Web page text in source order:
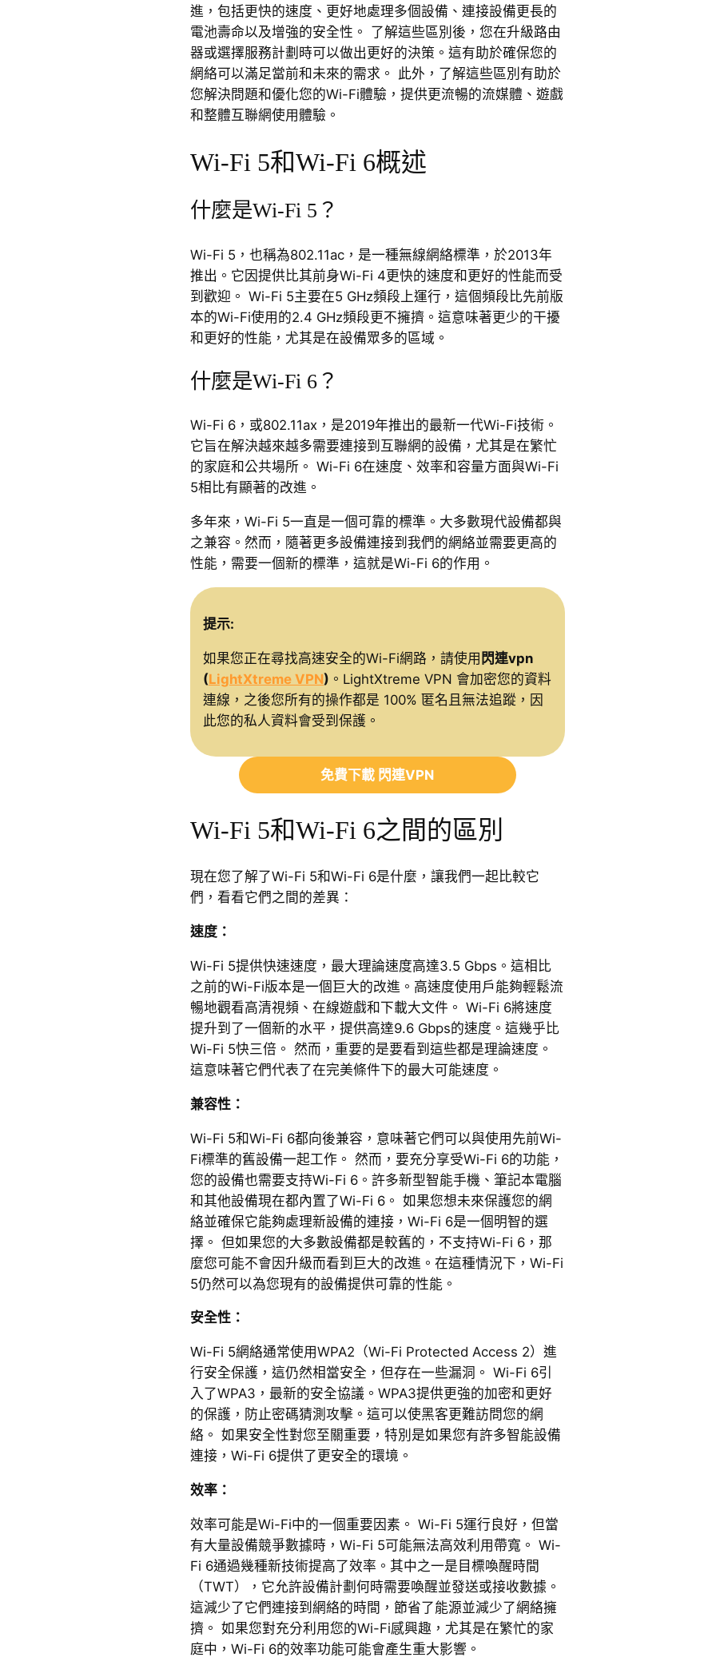
進，包括更快的速度、更好地處理多個設備、連接設備更長的
電池壽命以及增強的安全性。 了解這些區別後，您在升級路由
器或選擇服務計劃時可以做出更好的決策。這有助於確保您的
網絡可以滿足當前和未來的需求。 此外，了解這些區別有助於
您解決問題和優化您的Wi-Fi體驗，提供更流暢的流媒體、遊戲
和整體互聯網使用體驗。
Wi-Fi 5和Wi-Fi 6概述
什麼是Wi-Fi 5？
Wi-Fi 5，也稱為802.11ac，是一種無線網絡標準，於2013年
推出。它因提供比其前身Wi-Fi 4更快的速度和更好的性能而受
到歡迎。 Wi-Fi 5主要在5 GHz頻段上運行，這個頻段比先前版
本的Wi-Fi使用的2.4 GHz頻段更不擁擠。這意味著更少的干擾
和更好的性能，尤其是在設備眾多的區域。
什麼是Wi-Fi 6？
Wi-Fi 6，或802.11ax，是2019年推出的最新一代Wi-Fi技術。
它旨在解決越來越多需要連接到互聯網的設備，尤其是在繁忙
的家庭和公共場所。 Wi-Fi 6在速度、效率和容量方面與Wi-Fi
5相比有顯著的改進。
多年來，Wi-Fi 5一直是一個可靠的標準。大多數現代設備都與
之兼容。然而，隨著更多設備連接到我們的網絡並需要更高的
性能，需要一個新的標準，這就是Wi-Fi 6的作用。
提示:
如果您正在尋找高速安全的Wi-Fi網路，請使用 閃連vpn
(LightXtreme VPN) 。LightXtreme VPN 會加密您的資料
連線，之後您所有的操作都是 100% 匿名且無法追蹤，因
此您的私人資料會受到保護。
免費下載 閃連VPN
Wi-Fi 5和Wi-Fi 6之間的區別
現在您了解了Wi-Fi 5和Wi-Fi 6是什麼，讓我們一起比較它
們，看看它們之間的差異：
速度：
Wi-Fi 5提供快速速度，最大理論速度高達3.5 Gbps。這相比
之前的Wi-Fi版本是一個巨大的改進。高速度使用戶能夠輕鬆流
暢地觀看高清視頻、在線遊戲和下載大文件。 Wi-Fi 6將速度
提升到了一個新的水平，提供高達9.6 Gbps的速度。這幾乎比
Wi-Fi 5快三倍。 然而，重要的是要看到這些都是理論速度。
這意味著它們代表了在完美條件下的最大可能速度。
兼容性：
Wi-Fi 5和Wi-Fi 6都向後兼容，意味著它們可以與使用先前Wi-
Fi標準的舊設備一起工作。 然而，要充分享受Wi-Fi 6的功能，
您的設備也需要支持Wi-Fi 6。許多新型智能手機、筆記本電腦
和其他設備現在都內置了Wi-Fi 6。 如果您想未來保護您的網
絡並確保它能夠處理新設備的連接，Wi-Fi 6是一個明智的選
擇。 但如果您的大多數設備都是較舊的，不支持Wi-Fi 6，那
麼您可能不會因升級而看到巨大的改進。在這種情況下，Wi-Fi
5仍然可以為您現有的設備提供可靠的性能。
安全性：
Wi-Fi 5網絡通常使用WPA2（Wi-Fi Protected Access 2）進
行安全保護，這仍然相當安全，但存在一些漏洞。 Wi-Fi 6引
入了WPA3，最新的安全協議。WPA3提供更強的加密和更好
的保護，防止密碼猜測攻擊。這可以使黑客更難訪問您的網
絡。 如果安全性對您至關重要，特別是如果您有許多智能設備
連接，Wi-Fi 6提供了更安全的環境。
效率：
效率可能是Wi-Fi中的一個重要因素。 Wi-Fi 5運行良好，但當
有大量設備競爭數據時，Wi-Fi 5可能無法高效利用帶寬。 Wi-
Fi 6通過幾種新技術提高了效率。其中之一是目標喚醒時間
（TWT），它允許設備計劃何時需要喚醒並發送或接收數據。
這減少了它們連接到網絡的時間，節省了能源並減少了網絡擁
擠。 如果您對充分利用您的Wi-Fi感興趣，尤其是在繁忙的家
庭中，Wi-Fi 6的效率功能可能會產生重大影響。